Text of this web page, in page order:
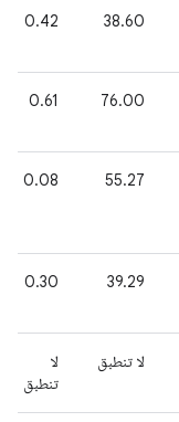
38.60
0.42
76.00
0.61
55.27
0.08
39.29
0.30
لا تنطبق
لا
تنطبق